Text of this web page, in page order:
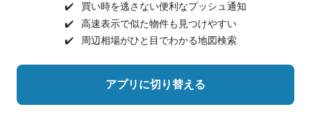
✔️
買い時を逃さない便利なプッシュ通知
✔️
高速表示で似た物件も見つけやすい
✔️
周辺相場がひと目でわかる地図検索
アプリに切り替える
ヘルプ・お問い合わせ 採用情報
©NIFTY Lifestyle Co., Ltd.